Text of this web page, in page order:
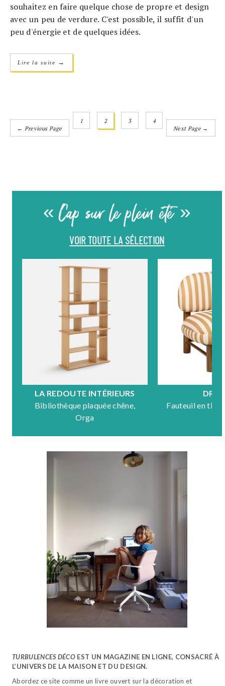
souhaitez en faire quelque chose de propre et design
avec un peu de verdure. C'est possible, il suffit d'un
peu d'énergie et de quelques idées.
Lire la suite →
← Previous Page
1 2 3
4
Next Page →
« Cap sur le plein été »
VOIR TOUTE LA SÉLECTION
LA REDOUTE INTÉRIEURS
Bibliothèque plaquée chêne,
Orga
Fauteuil en
TURBULENCES DÉCO EST UN MAGAZINE EN LIGNE, CONSACRÉ À
L’UNIVERS DE LA MAISON ET DU DESIGN.
Abordez ce site comme un livre ouvert sur la décoration et